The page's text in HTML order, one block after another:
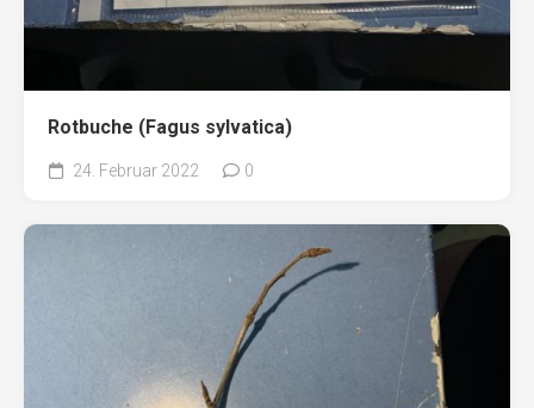
Rotbuche (Fagus sylvatica)
24. Februar 2022 0